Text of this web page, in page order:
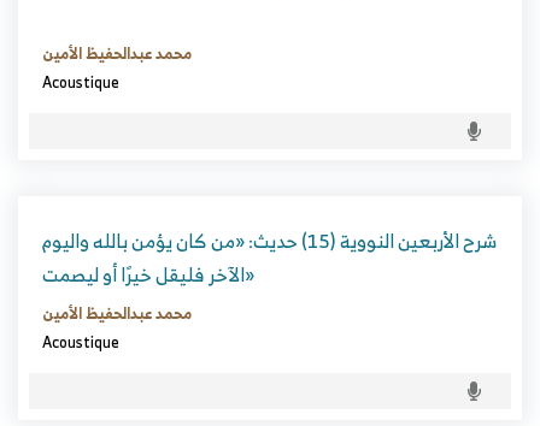
محمد عبدالحفيظ الأمين
Acoustique
شرح الأربعين النووية (15) حديث: «من كان يؤمن بالله واليوم
الآخر فليقل خيرًا أو ليصمت»
محمد عبدالحفيظ الأمين
Acoustique